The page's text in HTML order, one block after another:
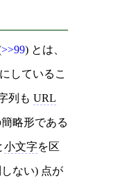
>>99) とは、
しているこ
列も URL
略形である
小文字を区
ない) 点が